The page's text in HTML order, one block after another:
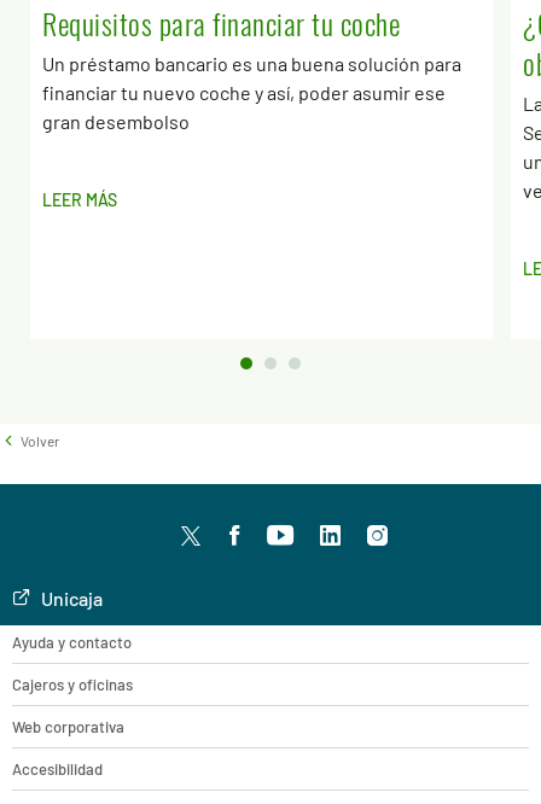
Requisitos para financiar tu coche
Un préstamo bancario es una buena solución para
financiar tu nuevo coche y así, poder asumir ese
gran desembolso
LEER MÁS
Volver
TwitterfacebookyoutubeLinkedInInstagram
Unicaja
Ayuda y contacto
Cajeros y oficinas
Web corporativa
Accesibilidad